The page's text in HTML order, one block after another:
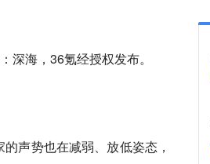
深海，36氪经授权发布。
声势也在减弱、放低姿态，